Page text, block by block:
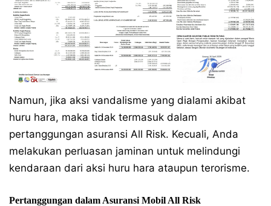
Namun, jika aksi vandalisme yang dialami akibat
huru hara, maka tidak termasuk dalam
pertanggungan asuransi All Risk. Kecuali, Anda
melakukan perluasan jaminan untuk melindungi
kendaraan dari aksi huru hara ataupun terorisme.
Pertanggungan dalam Asuransi Mobil All Risk